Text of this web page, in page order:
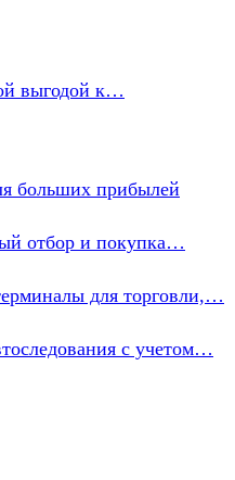
выгодой к…
больших прибылей
отбор и покупка…
для торговли,…
с учетом…